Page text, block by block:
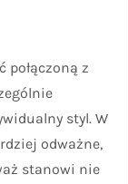
z
styl. W
odważne,
stanowi nie